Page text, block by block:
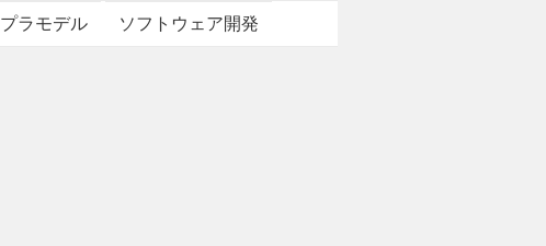
プラモデル ソフトウェア開発